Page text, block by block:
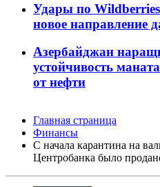
Удары по
новое направление
Азербайджан
устойчивость
от нефти
Главная страница
Финансы
С начала карантина на
Центробанка было